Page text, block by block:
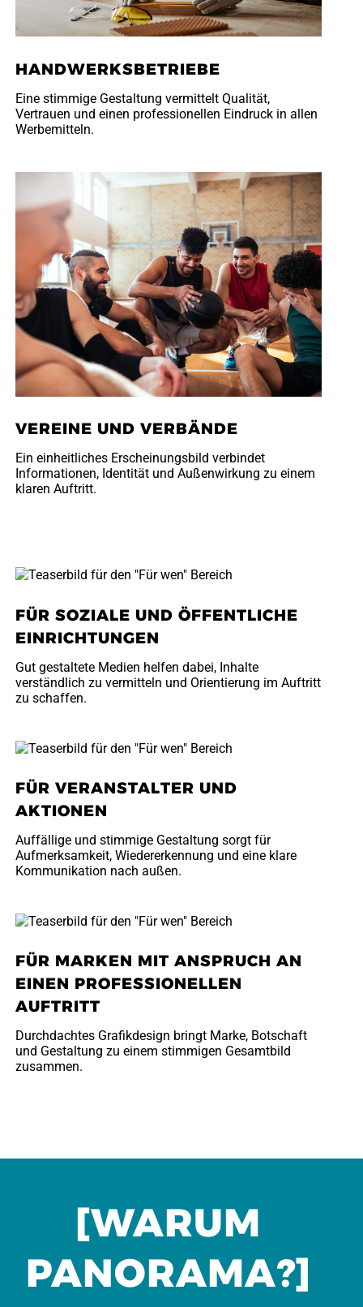
HANDWERKSBETRIEBE
Eine stimmige Gestaltung vermittelt Qualität,
Vertrauen und einen professionellen Eindruck in allen
Werbemitteln.
VEREINE UND VERBÄNDE
Ein einheitliches Erscheinungsbild verbindet
Informationen, Identität und Außenwirkung zu einem
klaren Auftritt.
FÜR SOZIALE UND ÖFFENTLICHE
EINRICHTUNGEN
Gut gestaltete Medien helfen dabei, Inhalte
verständlich zu vermitteln und Orientierung im Auftritt
zu schaffen.
FÜR VERANSTALTER UND
AKTIONEN
Auffällige und stimmige Gestaltung sorgt für
Aufmerksamkeit, Wiedererkennung und eine klare
Kommunikation nach außen.
FÜR MARKEN MIT ANSPRUCH AN
EINEN PROFESSIONELLEN
AUFTRITT
Durchdachtes Grafikdesign bringt Marke, Botschaft
und Gestaltung zu einem stimmigen Gesamtbild
zusammen.
[WARUM
PANORAMA?]